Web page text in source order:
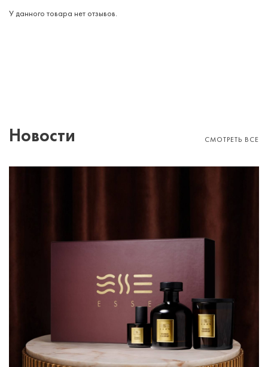
У данного товара нет отзывов.
Новости СМОТРЕТЬ ВСЕ